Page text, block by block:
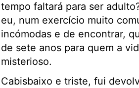
tempo faltará para ser
eu, num exercício muito
incómodas e de encontrar,
de sete anos para quem a
misterioso.
Cabisbaixo e triste, fui